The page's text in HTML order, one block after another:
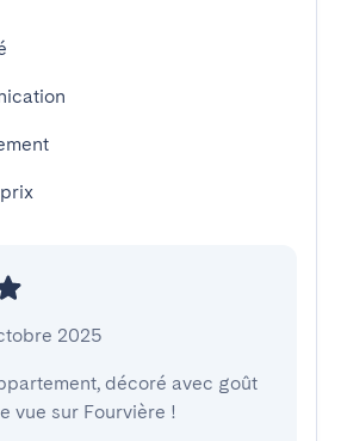
2025
décoré avec goût
vue sur Fourvière !